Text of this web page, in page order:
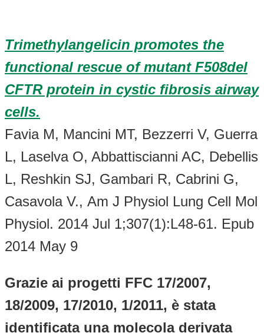
Trimethylangelicin promotes the
functional rescue of mutant F508del
CFTR protein in cystic fibrosis airway
cells.
Favia M, Mancini MT, Bezzerri V, Guerra
L, Laselva O, Abbattiscianni AC, Debellis
L, Reshkin SJ, Gambari R, Cabrini G,
Casavola V., Am J Physiol Lung Cell Mol
Physiol. 2014 Jul 1;307(1):L48-61. Epub
2014 May 9
Grazie ai progetti FFC 17/2007,
18/2009, 17/2010, 1/2011, è stata
identificata una molecola derivata